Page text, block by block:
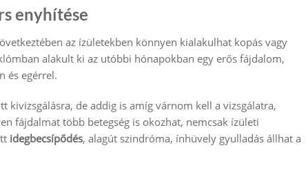
enyhítése
az ízületekben könnyen kialakulhat kopás vagy
alakult ki az utóbbi hónapokban egy erős fájdalom,
és egérrel.
kivizsgálásra, de addig is amíg várnom kell a vizsgálatra,
fájdalmat több betegség is okozhat, nemcsak ízületi
idegbecsípődés, alagút szindróma, ínhüvely gyulladás állhat a